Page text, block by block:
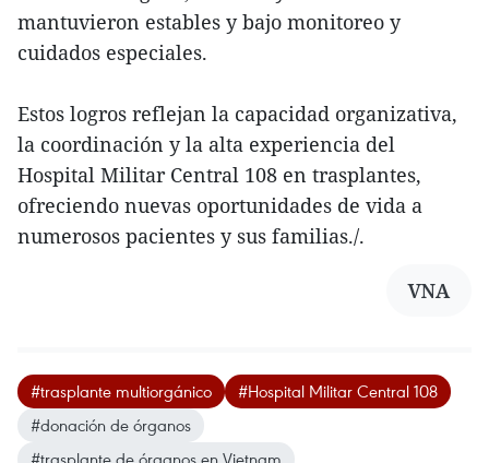
mantuvieron estables y bajo monitoreo y
cuidados especiales.
Estos logros reflejan la capacidad organizativa,
la coordinación y la alta experiencia del
Hospital Militar Central 108 en trasplantes,
ofreciendo nuevas oportunidades de vida a
numerosos pacientes y sus familias./.
VNA
#trasplante multiorgánico
#Hospital Militar Central 108
#donación de órganos